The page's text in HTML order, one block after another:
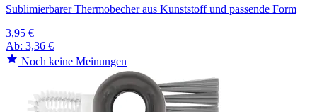
Sublimierbarer Thermobecher aus Kunststoff und passende Form
3,95 €
Ab: 3,36 €
Noch keine Meinungen